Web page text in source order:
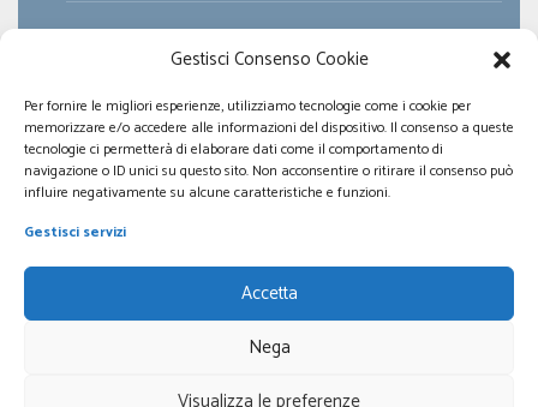
Gestisci Consenso Cookie
Per fornire le migliori esperienze, utilizziamo tecnologie come i cookie per
memorizzare e/o accedere alle informazioni del dispositivo. Il consenso a queste
tecnologie ci permetterà di elaborare dati come il comportamento di
navigazione o ID unici su questo sito. Non acconsentire o ritirare il consenso può
influire negativamente su alcune caratteristiche e funzioni.
Gestisci servizi
Accetta
Nega
Visualizza le preferenze